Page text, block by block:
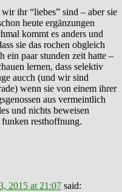
ihr “liebes” sind – aber sie
heute ergänzungen
kommt es anders und
sie das rochen obgleich
ein paar stunden zeit hatte –
lernen, dass selektiv
aucch (und wir sind
wenn sie von einem ihrer
aus vermeintlich
und nichts beweisen
resthoffnung.
2015 at 21:07 said: